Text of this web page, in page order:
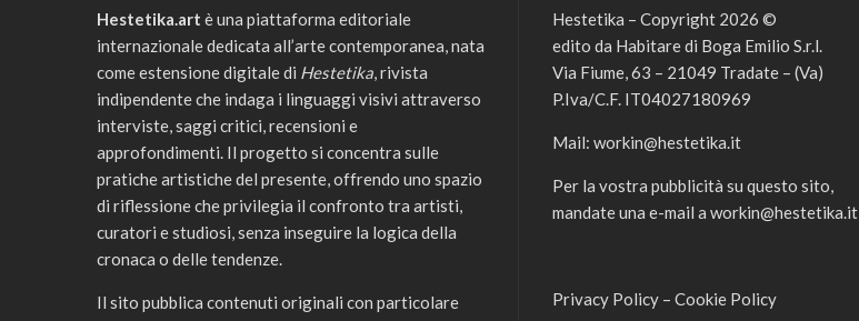
Hestetika.art è una piattaforma editoriale
internazionale dedicata all’arte contemporanea, nata
come estensione digitale di Hestetika, rivista
indipendente che indaga i linguaggi visivi attraverso
interviste, saggi critici, recensioni e
approfondimenti. Il progetto si concentra sulle
pratiche artistiche del presente, offrendo uno spazio
di riflessione che privilegia il confronto tra artisti,
curatori e studiosi, senza inseguire la logica della
cronaca o delle tendenze.
Il sito pubblica contenuti originali con particolare
Hestetika – Copyright 2026 ©
edito da Habitare di Boga Emilio S.r.l.
Via Fiume, 63 – 21049 Tradate – (Va)
P.Iva/C.F. IT04027180969
Mail: workin@hestetika.it
Per la vostra pubblicità su questo sito,
mandate una e-mail a workin@hestetika.it
Privacy Policy – Cookie Policy